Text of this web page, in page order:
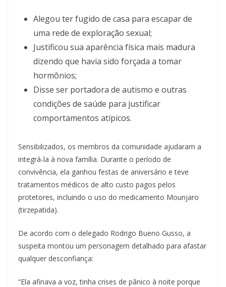
Alegou ter fugido de casa para escapar de
uma rede de exploração sexual;
Justificou sua aparência física mais madura
dizendo que havia sido forçada a tomar
hormônios;
Disse ser portadora de autismo e outras
condições de saúde para justificar
comportamentos atípicos.
Sensibilizados, os membros da comunidade ajudaram a
integrá-la à nova família. Durante o período de
convivência, ela ganhou festas de aniversário e teve
tratamentos médicos de alto custo pagos pelos
protetores, incluindo o uso do medicamento Mounjaro
(tirzepatida).
De acordo com o delegado Rodrigo Bueno Gusso, a
suspeita montou um personagem detalhado para afastar
qualquer desconfiança:
“Ela afinava a voz, tinha crises de pânico à noite porque